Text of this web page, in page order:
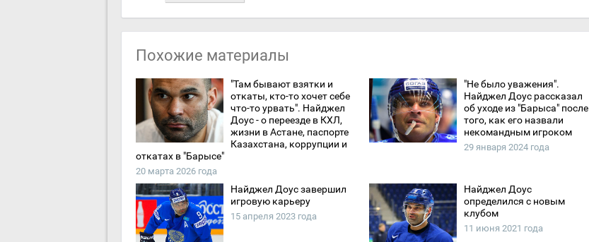
Похожие материалы
"Там бывают взятки и
откаты, кто-то хочет себе
что-то урвать". Найджел
Доус - о переезде в КХЛ,
жизни в Астане, паспорте
Казахстана, коррупции и
откатах в "Барысе"
20 марта 2026 года
"Не было уважения".
Найджел Доус рассказал
об уходе из "Барыса" после
того, как его назвали
некомандным игроком
29 января 2024 года
Найджел Доус завершил
игровую карьеру
15 апреля 2023 года
Найджел Доус
определился с новым
клубом
11 июня 2021 года